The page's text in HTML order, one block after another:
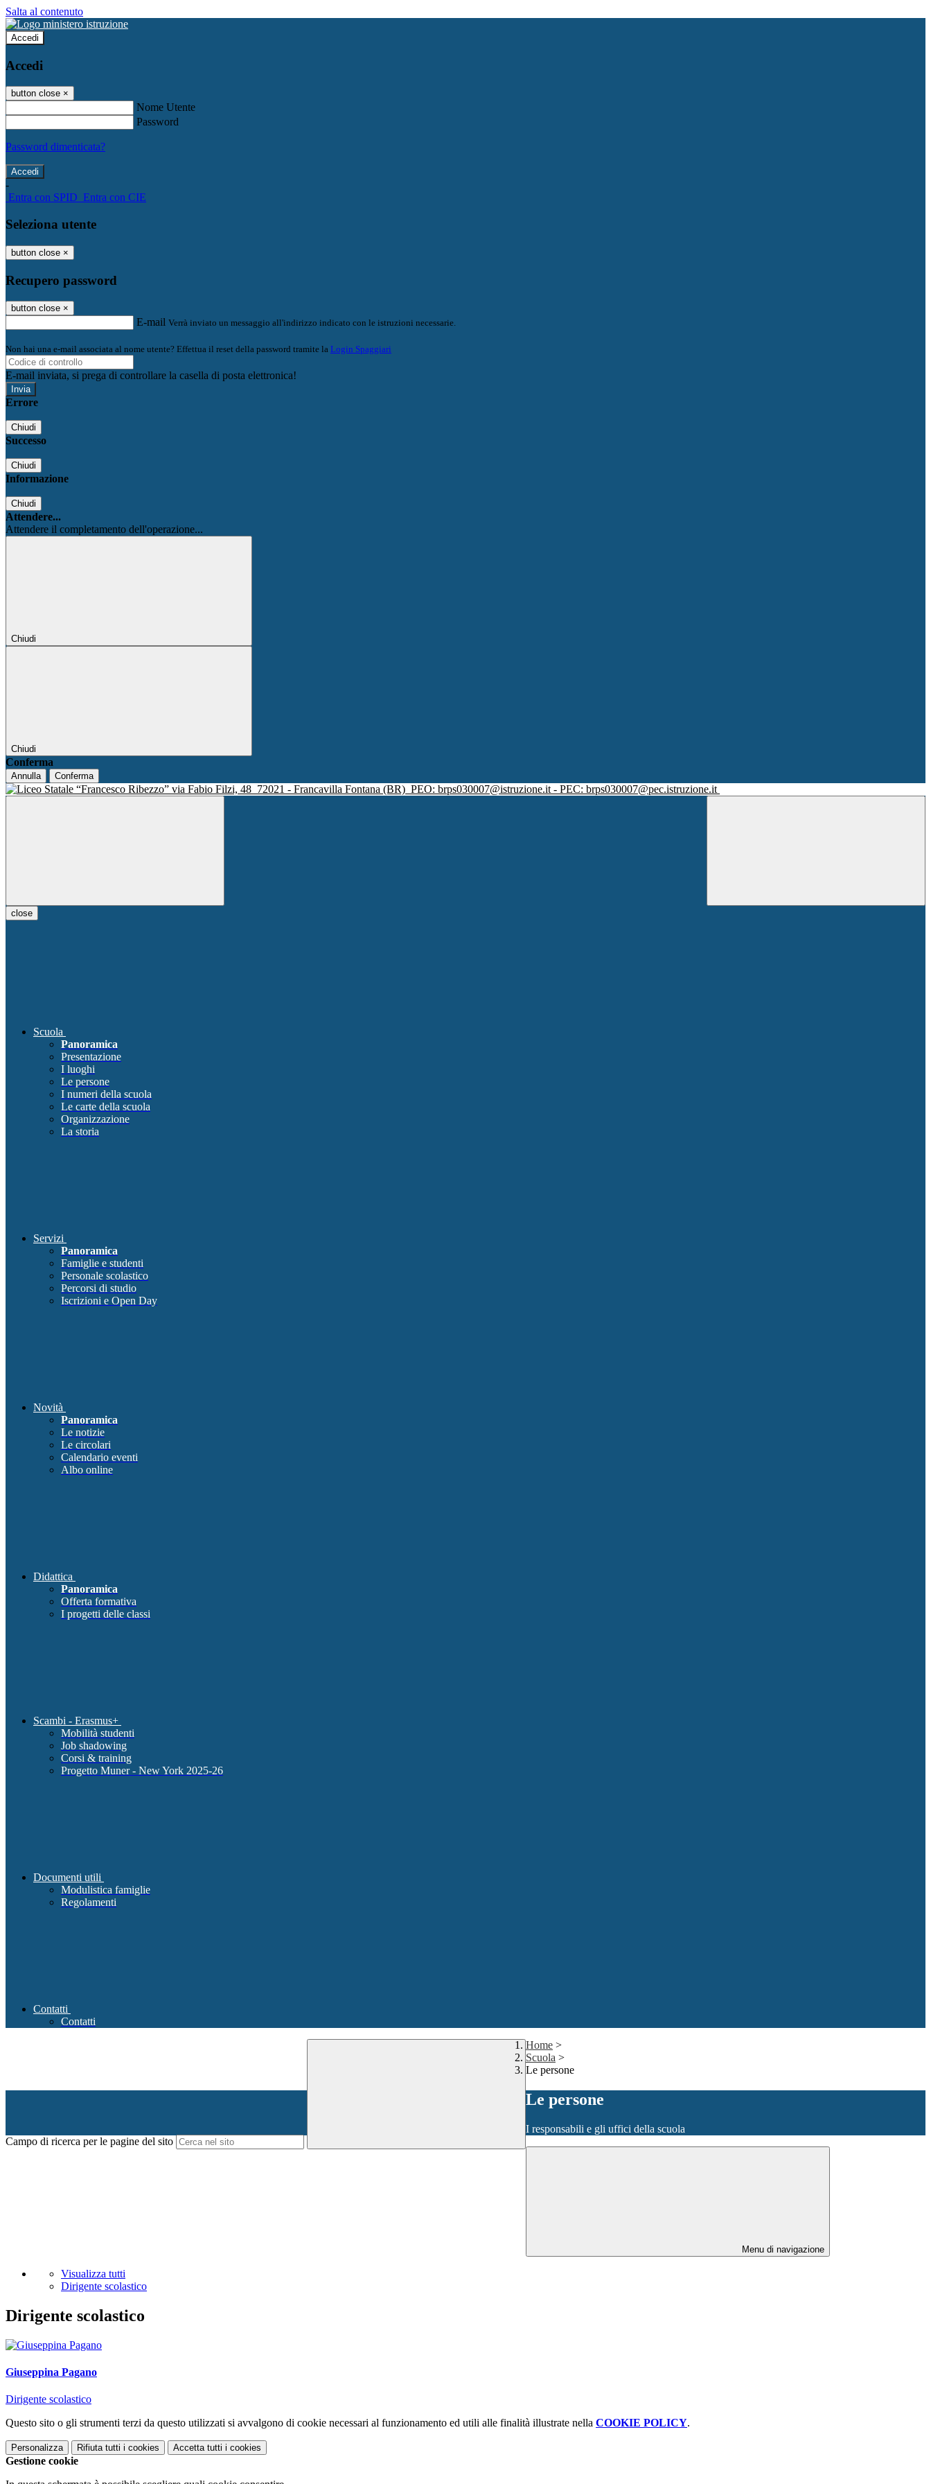
Salta al contenuto
Accedi
Accedi
button close ×
Nome Utente
Password
Password dimenticata?
-
Entra con SPID Entra con CIE
Seleziona utente
button close ×
Recupero password
button close ×
E-mail Verrà inviato un messaggio all'indirizzo indicato con le istruzioni necessarie.
Non hai una e-mail associata al nome utente? Effettua il reset della password tramite la Login Spaggiari
E-mail inviata, si prega di controllare la casella di posta elettronica!
Errore
Chiudi
Successo
Chiudi
Informazione
Chiudi
Attendere...
Attendere il completamento dell'operazione...
Chiudi
Chiudi
Conferma
Annulla Conferma
via Fabio Filzi, 48 72021 - Francavilla Fontana (BR) PEO: brps030007@istruzione.it - PEC: brps030007@pec.istruzione.it
close
Scuola
Panoramica
Presentazione
I luoghi
Le persone
I numeri della scuola
Le carte della scuola
Organizzazione
La storia
Servizi
Panoramica
Famiglie e studenti
Personale scolastico
Percorsi di studio
Iscrizioni e Open Day
Novità
Panoramica
Le notizie
Le circolari
Calendario eventi
Albo online
Didattica
Panoramica
Offerta formativa
I progetti delle classi
Scambi - Erasmus+
Mobilità studenti
Job shadowing
Corsi & training
Progetto Muner - New York 2025-26
Documenti utili
Modulistica famiglie
Regolamenti
Contatti
Contatti
Campo di ricerca per le pagine del sito
Home >
Scuola >
Le persone
Le persone
I responsabili e gli uffici della scuola
Menu di navigazione
Visualizza tutti
Dirigente scolastico
Dirigente scolastico
Giuseppina Pagano
Dirigente scolastico
Questo sito o gli strumenti terzi da questo utilizzati si avvalgono di cookie necessari al funzionamento ed utili alle finalità illustrate nella COOKIE POLICY.
Personalizza Rifiuta tutti i cookies Accetta tutti i cookies
Gestione cookie